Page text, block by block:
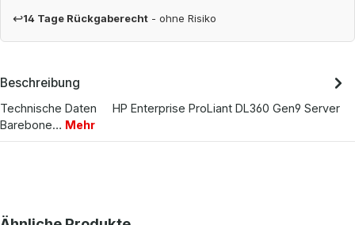
↩14 Tage Rückgaberecht - ohne Risiko
Beschreibung
Technische Daten HP Enterprise ProLiant DL360 Gen9 Server
Barebone… Mehr
Produktgalerie überspringen